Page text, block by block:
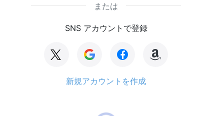
または
SNS アカウントで登録
新規アカウントを作成